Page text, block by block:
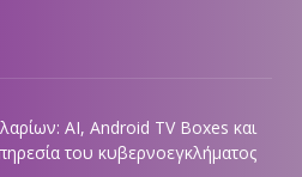
AI, Android TV Boxes και
του κυβερνοεγκλήματος